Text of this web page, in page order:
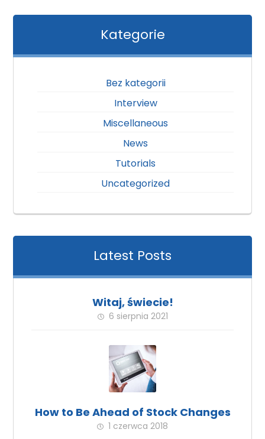
Kategorie
Bez kategorii
Interview
Miscellaneous
News
Tutorials
Uncategorized
Latest Posts
Witaj, świecie!
6 sierpnia 2021
How to Be Ahead of Stock Changes
1 czerwca 2018